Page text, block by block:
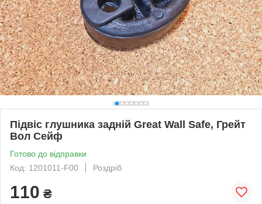
Підвіс глушника задній Great Wall Safe, Грейт
Вол Сейф
Готово до відправки
Код: 1201011-F00
Роздріб
110 ₴